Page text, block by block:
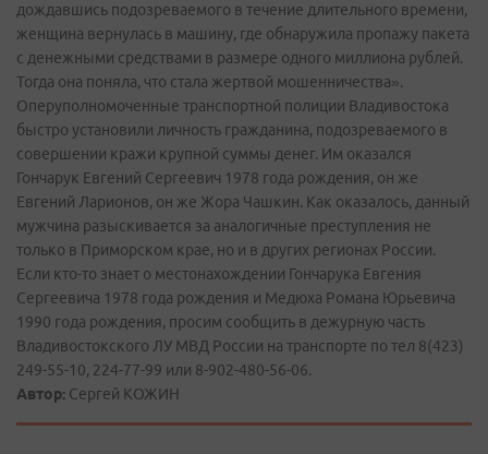
дождавшись подозреваемого в течение длительного времени,
женщина вернулась в машину, где обнаружила пропажу пакета
с денежными средствами в размере одного миллиона рублей.
Тогда она поняла, что стала жертвой мошенничества».
Оперуполномоченные транспортной полиции Владивостока
быстро установили личность гражданина, подозреваемого в
совершении кражи крупной суммы денег. Им оказался
Гончарук Евгений Сергеевич 1978 года рождения, он же
Евгений Ларионов, он же Жора Чашкин. Как оказалось, данный
мужчина разыскивается за аналогичные преступления не
только в Приморском крае, но и в других регионах России.
Если кто-­то знает о местонахождении Гончарука Евгения
Сергеевича 1978 года рождения и Медюха Романа Юрьевича
1990 года рождения, просим сообщить в дежурную часть
Владивостокского ЛУ МВД России на транспорте по тел 8(423)
249-55-10, 224-77-99 или 8-902-480-56-06.
Автор: Сергей КОЖИН